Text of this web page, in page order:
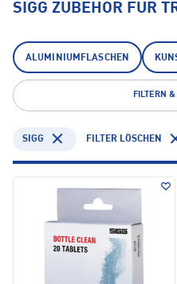
SIGG ZUBEHÖR FÜR
ALUMINIUMFLASCHEN
FILTERN
SIGG FILTER LÖSCHEN